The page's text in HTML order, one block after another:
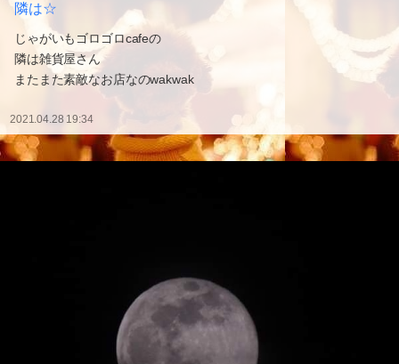
隣は☆
じゃがいもゴロゴロcafeの
隣は雑貨屋さん
またまた素敵なお店なのwakwak
2021.04.28 19:34